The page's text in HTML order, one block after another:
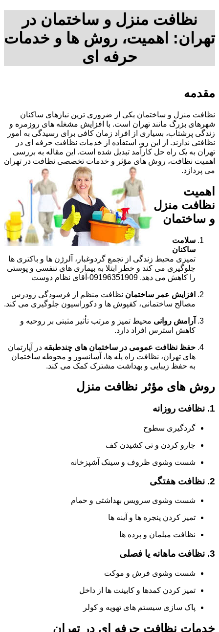
نظافت منزل و ساختمان در
تهران: اهمیت، روش ها و خدمات
حرفه ای
مقدمه
نظافت منزل و ساختمان یکی از ضروری ترین نیازهای ساکنان
شهرهای بزرگ مانند تهران است. با افزایش مشغله های روزمره و
زندگی پرشتاب، بسیاری از افراد زمان کافی برای رسیدگی به امور
نظافتی ندارند. از این رو، استفاده از خدمات نظافت حرفه ای در
تهران به یک راه حل کارآمد تبدیل شده است. این مقاله به بررسی
اهمیت نظافت، روش های مؤثر و خدمات تخصصی نظافت در تهران
می پردازد.
اهمیت
نظافت منزل
و ساختمان
سلامت
ساکنان
تمیزی محیط زندگی از تجمع گردوغبار، آلرژن ها و باکتری ها
جلوگیری می کند و خطر ابتلا به بیماری های تنفسی و پوستی
را کاهش می دهد. 09196351909-آقای نظام دوست
افزایش عمر ساختمان نظافت منظم از فرسودگی زودرس
مصالح ساختمانی، کفپوش ها و دکوراسیون جلوگیری می کند.
آرامش روانی محیط تمیز و مرتب تأثیر مثبتی بر روحیه و
کاهش استرس افراد دارد.
حفظ نظافت عمومی در ساختمان های چندطبقه در آپارتمان
های تهران، نظافت راه پله ها، آسانسور و محوطه ساختمان
به حفظ زیبایی و بهداشت مشترک کمک می کند.
روش های مؤثر نظافت منزل
1. نظافت روزانه
گردگیری سطوح
جارو کردن و تی کشیدن کف
شست وشوی ظروف و سینک آشپزخانه
2. نظافت هفتگی
شست وشوی سرویس بهداشتی و حمام
تمیز کردن پنجره ها و آینه ها
نظافت مبلمان و پرده ها
3. نظافت ماهانه یا فصلی
شست وشوی فرش و موکت
تمیز کردن کمدها و کابینت ها از داخل
پاک سازی سیستم های تهویه و کولر
خدمات نظافت حرفه ای در تهران